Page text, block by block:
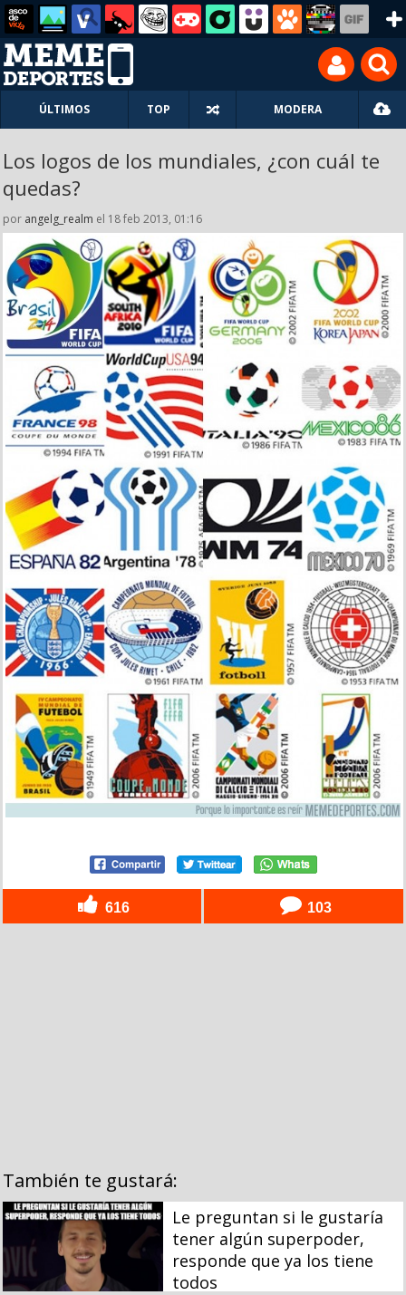
ÚLTIMOS TOP MODERA
Los logos de los mundiales, ¿con cuál te
quedas?
por angelg_realm el 18 feb 2013, 01:16
616 103
También te gustará:
Le preguntan si le gustaría
tener algún superpoder,
responde que ya los tiene
todos